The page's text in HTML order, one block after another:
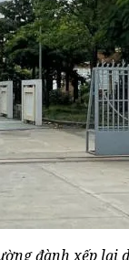
đành xếp lại